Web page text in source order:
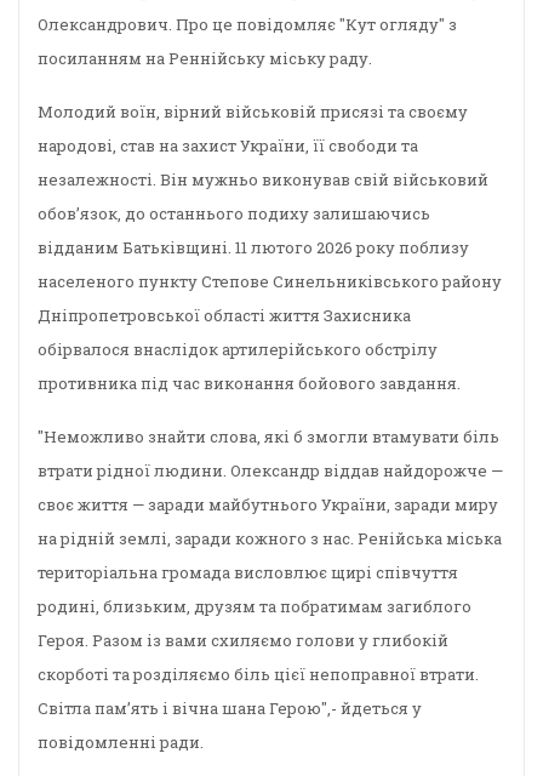
Олександрович. Про це повідомляє "Кут огляду" з
посиланням на Реннійську міську раду.
Молодий воїн, вірний військовій присязі та своєму
народові, став на захист України, її свободи та
незалежності. Він мужньо виконував свій військовий
обов’язок, до останнього подиху залишаючись
відданим Батьківщині. 11 лютого 2026 року поблизу
населеного пункту Степове Синельниківського району
Дніпропетровської області життя Захисника
обірвалося внаслідок артилерійського обстрілу
противника під час виконання бойового завдання.
"Неможливо знайти слова, які б змогли втамувати біль
втрати рідної людини. Олександр віддав найдорожче —
своє життя — заради майбутнього України, заради миру
на рідній землі, заради кожного з нас. Ренійська міська
територіальна громада висловлює щирі співчуття
родині, близьким, друзям та побратимам загиблого
Героя. Разом із вами схиляємо голови у глибокій
скорботі та розділяємо біль цієї непоправної втрати.
Світла пам’ять і вічна шана Герою",- йдеться у
повідомленні ради.